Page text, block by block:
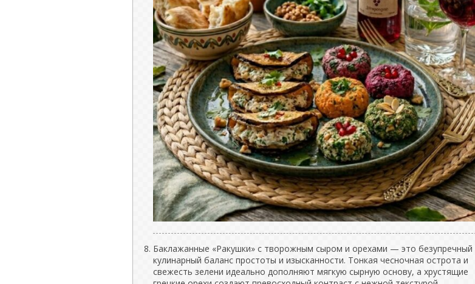
Баклажанные «Ракушки» с творожным сыром и орехами — это безупречный
кулинарный баланс простоты и изысканности. Тонкая чесночная острота и
свежесть зелени идеально дополняют мягкую сырную основу, а хрустящие